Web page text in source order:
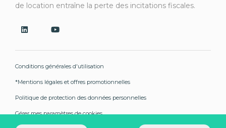
de location entraîne la perte des incitations fiscales.
Conditions générales d'utilisation
*Mentions légales et offres promotionnelles
Politique de protection des données personnelles
Gérer mes paramètres de cookies